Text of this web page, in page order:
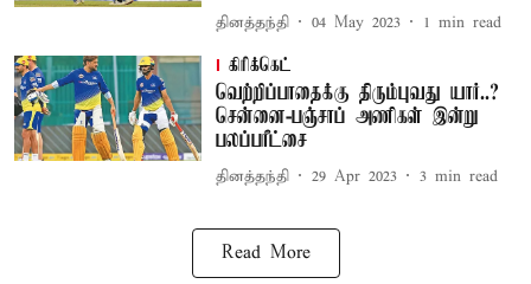
தினத்தந்தி 04 May 2023 1 min read
கிரிக்கெட்
வெற்றிப்பாதைக்கு திரும்புவது யார்..?
சென்னை-பஞ்சாப் அணிகள் இன்று
பலப்பரீட்சை
தினத்தந்தி 29 Apr 2023 3 min read
Read More